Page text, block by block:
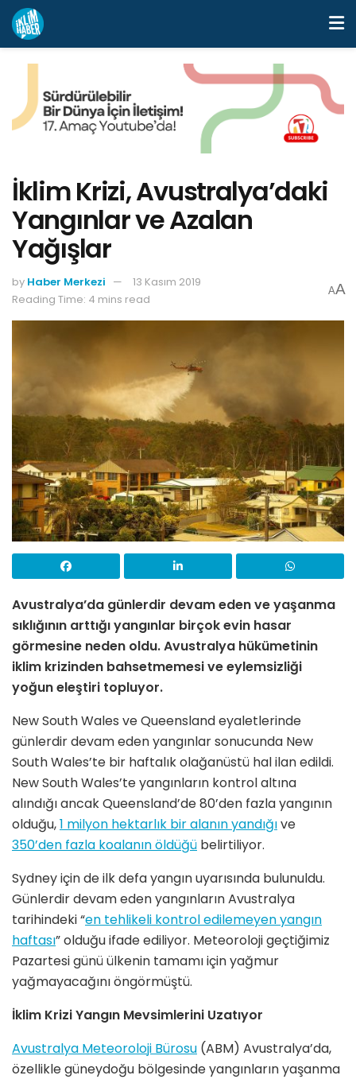
İklim Krizi, Avustralya’daki
Yangınlar ve Azalan
Yağışlar
by Haber Merkezi
13 Kasım 2019
Reading Time: 4 mins read
AA
Avustralya’da günlerdir devam eden ve yaşanma
sıklığının arttığı yangınlar birçok evin hasar
görmesine neden oldu. Avustralya hükümetinin
iklim krizinden bahsetmemesi ve eylemsizliği
yoğun eleştiri topluyor.
New South Wales ve Queensland eyaletlerinde
günlerdir devam eden yangınlar sonucunda New
South Wales’te bir haftalık olağanüstü hal ilan edildi.
New South Wales’te yangınların kontrol altına
alındığı ancak Queensland’de 80’den fazla yangının
olduğu,1 milyon hektarlık bir alanın yandığıve
350’den fazla koalanın öldüğü belirtiliyor.
Sydney için de ilk defa yangın uyarısında bulunuldu.
Günlerdir devam eden yangınların Avustralya
tarihindeki “en tehlikeli kontrol edilemeyen yangın
haftası” olduğu ifade ediliyor. Meteoroloji geçtiğimiz
Pazartesi günü ülkenin tamamı için yağmur
yağmayacağını öngörmüştü.
İklim Krizi Yangın Mevsimlerini Uzatıyor
Avustralya Meteoroloji Bürosu (ABM) Avustralya’da,
özellikle güneydoğu bölgesinde yangınların yaşanma